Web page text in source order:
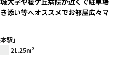
添い等へオススメでお部屋広々マ
駅」
21.25m²